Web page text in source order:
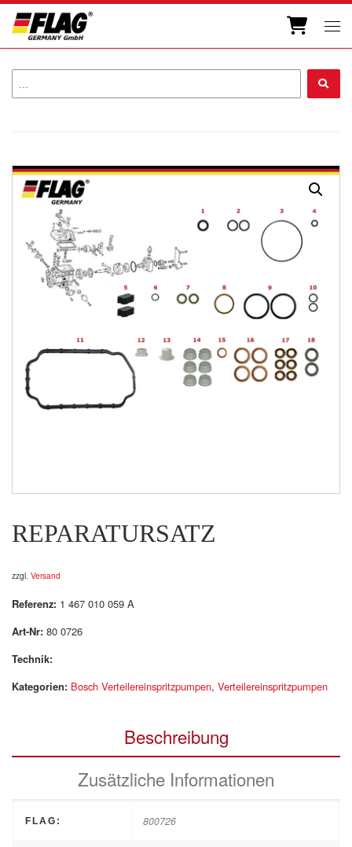
Zum Inhalt springen
REPARATURSATZ
zzgl. Versand
Referenz: 1 467 010 059 A
Art-Nr: 80 0726
Technik:
Kategorien: Bosch Verteilereinspritzpumpen, Verteilereinspritzpumpen
Beschreibung
Zusätzliche Informationen
FLAG: 800726